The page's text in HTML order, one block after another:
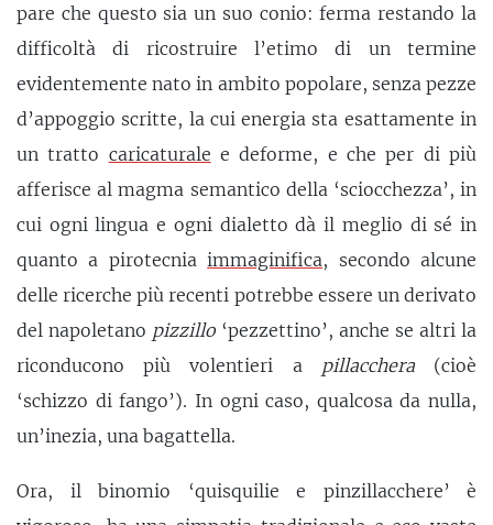
pare che questo sia un suo conio: ferma restando la
difficoltà di ricostruire l’etimo di un termine
evidentemente nato in ambito popolare, senza pezze
d’appoggio scritte, la cui energia sta esattamente in
un tratto caricaturale e deforme, e che per di più
afferisce al magma semantico della ‘sciocchezza’, in
cui ogni lingua e ogni dialetto dà il meglio di sé in
quanto a pirotecniaimmaginifica, secondo alcune
delle ricerche più recenti potrebbe essere un derivato
del napoletano pizzillo ‘pezzettino’, anche se altri la
riconducono più volentieri a
pillacchera(cioè
‘schizzo di fango’). In ogni caso, qualcosa da nulla,
un’inezia, una bagattella.
Ora, il binomio ‘quisquilie e pinzillacchere’ è